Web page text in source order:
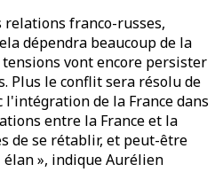
franco-russes,
dépendra beaucoup de la
vont encore persister
Plus le conflit sera résolu de
de la France dans
entre la France et la
de se rétablir, et peut-être
», indique Aurélien